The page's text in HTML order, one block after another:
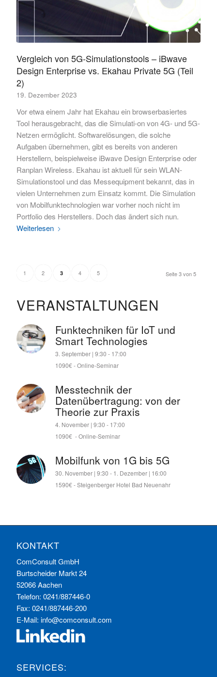
Vergleich von 5G-Simulationstools – iBwave
Design Enterprise vs. Ekahau Private 5G (Teil
2)
19. Dezember 2023
Vor etwa einem Jahr hat Ekahau ein browserbasiertes
Tool herausgebracht, das die Simulati-on von 4G- und 5G-
Netzen ermöglicht. Softwarelösungen, die solche
Aufgaben übernehmen, gibt es bereits von anderen
Herstellern, beispielweise iBwave Design Enterprise oder
Ranplan Wireless. Ekahau ist aktuell für sein WLAN-
Simulationstool und das Messequipment bekannt, das in
vielen Unternehmen zum Einsatz kommt. Die Simulation
von Mobilfunktechnologien war vorher noch nicht im
Portfolio des Herstellers. Doch das ändert sich nun.
Weiterlesen
Seite 3 von 5
1 2 3 4 5
VERANSTALTUNGEN
Funktechniken für IoT und
Smart Technologies
3. September | 9:30 - 17:00
1090€-Online-Seminar
Messtechnik der
Datenübertragung: von der
Theorie zur Praxis
4. November | 9:30 - 17:00
1090€ -Online-Seminar
Mobilfunk von 1G bis 5G
30. November | 9:30 - 1. Dezember | 16:00
1590€-Steigenberger Hotel Bad Neuenahr
KONTAKT
ComConsult GmbH
Burtscheider Markt 24
52066 Aachen
Telefon: 0241/887446-0
Fax: 0241/887446-200
E-Mail: info@comconsult.com
SERVICES: